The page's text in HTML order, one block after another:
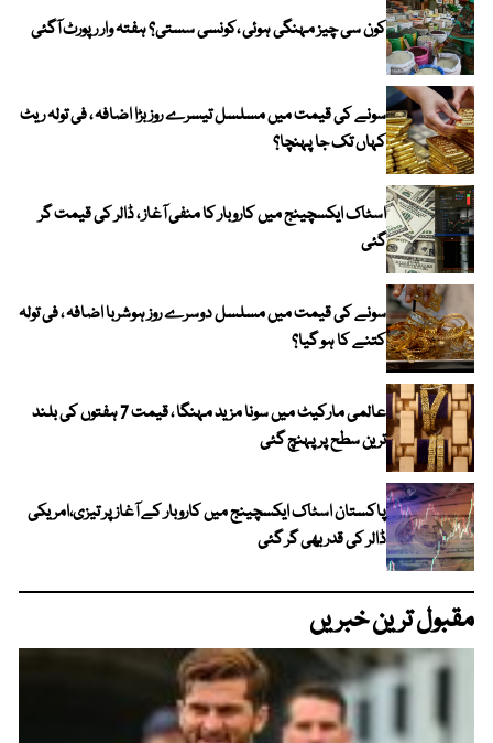
کون سی چیز مہنگی ہوئی ،کونسی سستی؟ ہفتہ وار رپورٹ آگئی
سونے کی قیمت میں مسلسل تیسرے روز بڑا اضافہ ، فی تولہ ریٹ
کہاں تک جا پہنچا؟
اسٹاک ایکسچینج میں کاروبار کا منفی آغاز ، ڈالر کی قیمت گر
گئی
سونے کی قیمت میں مسلسل دوسرے روز ہوشربا اضافہ ، فی تولہ
کتنے کا ہو گیا؟
عالمی مارکیٹ میں سونا مزید مہنگا ، قیمت 7 ہفتوں کی بلند
ترین سطح پر پہنچ گئی
پاکستان اسٹاک ایکسچینج میں کاروبار کے آغاز پر تیزی،امریکی
ڈالر کی قدر بھی گر گئی
مقبول ترین خبریں